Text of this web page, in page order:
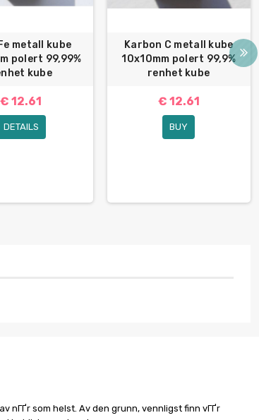
metall kube
polert 99,99%
kube
€ 12.61
DETAILS
Karbon C metall kube
10x10mm polert 99,9%
renhet kube
€ 12.61
BUY
nГҐr som helst. Av den grunn, vennligst finn vГҐr